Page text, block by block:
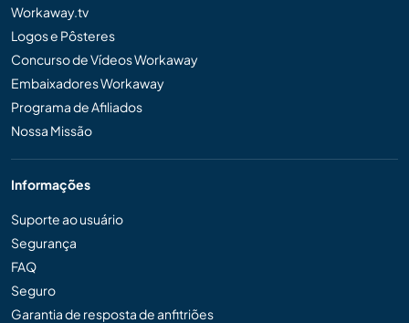
Workaway.tv
Logos e Pôsteres
Concurso de Vídeos Workaway
Embaixadores Workaway
Programa de Afiliados
Nossa Missão
Informações
Suporte ao usuário
Segurança
FAQ
Seguro
Garantia de resposta de anfitriões